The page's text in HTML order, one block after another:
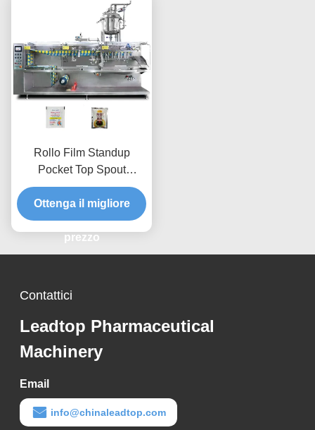
Rollo Film Standup
Pocket Top Spout
Doypack Latte Tea
Riempimento Macchina
di imballaggio
multifunzionale
orizzontale
Ottenga il migliore
prezzo
Contattici
Leadtop Pharmaceutical
Machinery
Email
info@chinaleadtop.com